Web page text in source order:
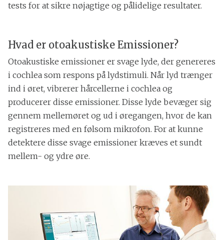
tests for at sikre nøjagtige og pålidelige resultater.
Hvad er otoakustiske Emissioner?
Otoakustiske emissioner er svage lyde, der genereres
i cochlea som respons på lydstimuli. Når lyd trænger
ind i øret, vibrerer hårcellerne i cochlea og
producerer disse emissioner. Disse lyde bevæger sig
gennem mellemøret og ud i øregangen, hvor de kan
registreres med en følsom mikrofon. For at kunne
detektere disse svage emissioner kræves et sundt
mellem- og ydre øre.